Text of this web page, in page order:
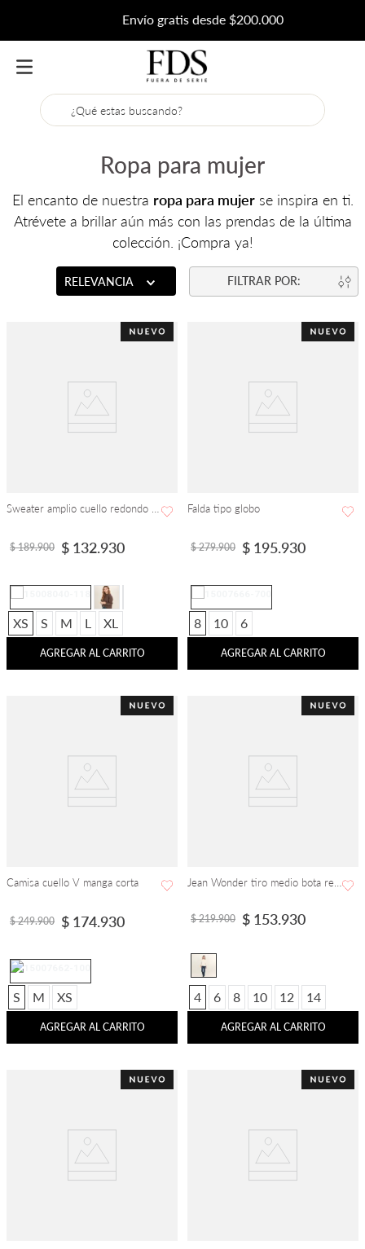
Envío gratis desde $200.000
¿Qué estas buscando?
Ropa para mujer
El encanto de nuestra ropa para mujerse inspira en ti.
Atrévete a brillar aún más con las prendas de la última
colección. ¡Compra ya!
RELEVANCIA
$ 189.900 $ 132.930
XS S M L XL
AGREGAR AL CARRITO
Falda tipo globo
$ 279.900 $ 195.930
8 10 6
AGREGAR AL CARRITO
Camisa cuello V manga corta
$ 249.900 $ 174.930
S M XS
AGREGAR AL CARRITO
$ 219.900 $ 153.930
4 6 8 10 12 14
AGREGAR AL CARRITO